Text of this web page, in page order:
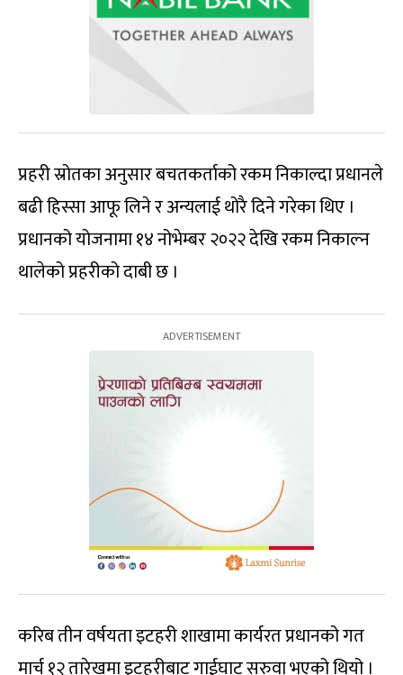
प्रहरी स्रोतका अनुसार बचतकर्ताको रकम निकाल्दा प्रधानले
बढी हिस्सा आफू लिने र अन्यलाई थोरै दिने गरेका थिए ।
प्रधानको योजनामा १४ नोभेम्बर २०२२ देखि रकम निकाल्न
थालेको प्रहरीको दाबी छ ।
करिब तीन वर्षयता इटहरी शाखामा कार्यरत प्रधानको गत
मार्च १२ तारेखमा इटहरीबाट गाईघाट सरुवा भएको थियो ।